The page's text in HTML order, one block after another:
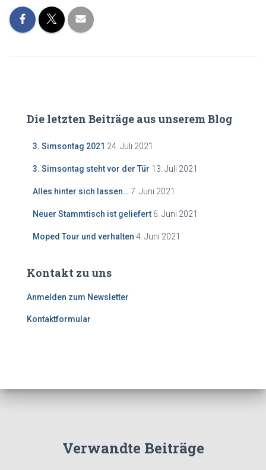
Die letzten Beiträge aus unserem Blog
3. Simsontag 2021 24. Juli 2021
3. Simsontag steht vor der Tür 13. Juli 2021
Alles hinter sich lassen… 7. Juni 2021
Neuer Stammtisch ist geliefert 6. Juni 2021
Moped Tour und verhalten 4. Juni 2021
Kontakt zu uns
Anmelden zum Newsletter
Kontaktformular
Verwandte Beiträge